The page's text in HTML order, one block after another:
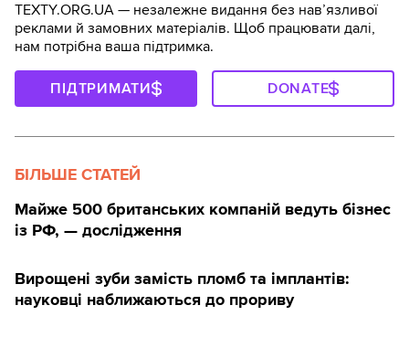
TEXTY.ORG.UA — незалежне видання без навʼязливої
реклами й замовних матеріалів. Щоб працювати далі,
нам потрібна ваша підтримка.
ПІДТРИМАТИ DONATE
БІЛЬШЕ СТАТЕЙ
Майже 500 британських компаній ведуть бізнес
із РФ, — дослідження
Вирощені зуби замість пломб та імплантів:
науковці наближаються до прориву